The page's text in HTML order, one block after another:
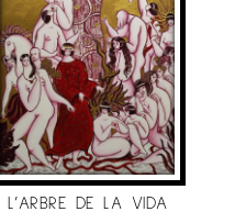
de les artistes
que expliquin la
mostrant la seva
seu paper vital en
Dona i Terra
L’ARBRE DE LA VIDA